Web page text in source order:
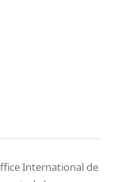
International de